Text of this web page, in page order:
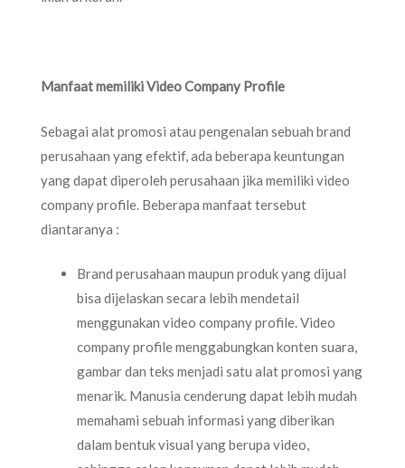
Manfaat memiliki Video Company Profile
Sebagai alat promosi atau pengenalan sebuah brand
perusahaan yang efektif, ada beberapa keuntungan
yang dapat diperoleh perusahaan jika memiliki video
company profile. Beberapa manfaat tersebut
diantaranya :
Brand perusahaan maupun produk yang dijual
bisa dijelaskan secara lebih mendetail
menggunakan video company profile. Video
company profile menggabungkan konten suara,
gambar dan teks menjadi satu alat promosi yang
menarik. Manusia cenderung dapat lebih mudah
memahami sebuah informasi yang diberikan
dalam bentuk visual yang berupa video,